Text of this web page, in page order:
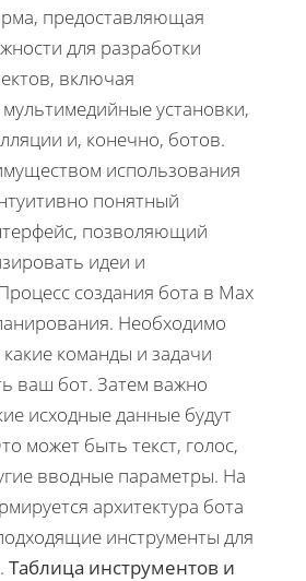
предоставляющая
для разработки
включая
установки,
и, конечно, ботов.
использования
понятный
позволяющий
идеи и
создания бота в Max
Необходимо
команды и задачи
ваш бот. Затем важно
исходные данные будут
может быть текст, голос,
вводные параметры. На
архитектура бота
инструменты для
Таблица инструментов и